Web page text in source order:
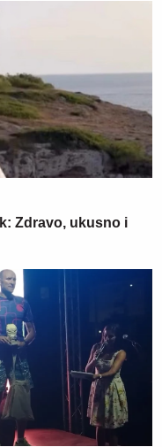
Zdravo, ukusno i